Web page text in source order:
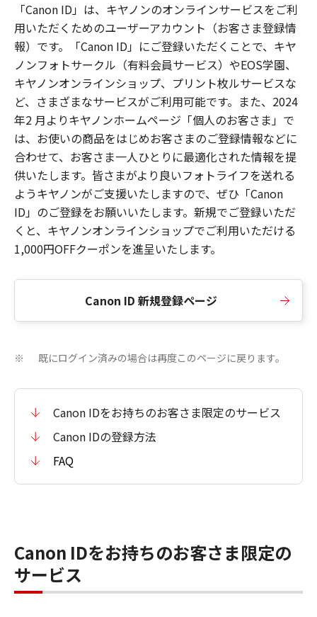
「Canon ID」は、キヤノンのオンラインサービスをご利
用いただくためのユーザーアカウント（お客さま登録情
報）です。「Canon ID」にご登録いただくことで、キヤ
ノンフォトサークル（有料会員サービス）やEOS学園、
キヤノンオンラインショップ、プリント枚ルサービスな
ど、さまざまなサービスがご利用可能です。また、2024
年2 月よりキヤノンホームページ「個人のお客さま」で
は、お使いの商品をはじめお客さまのご登録情報などに
合わせて、お客さま一人ひとりに最適化された情報を提
供いたします。皆さまがより良いフォトライフを送れる
ようキヤノンがご支援いたしますので、ぜひ「Canon
ID」のご登録をお願いいたします。新規でご登録いただ
くと、キヤノンオンラインショップでご利用いただける
1,000円OFFクーポンを進呈いたします。
Canon ID 新規登録ページ
※ 既にログイン済みの場合は再度このページに戻ります。
Canon IDをお持ちのお客さま限定のサービス
Canon IDの登録方法
FAQ
Canon IDをお持ちのお客さま限定の
サービス